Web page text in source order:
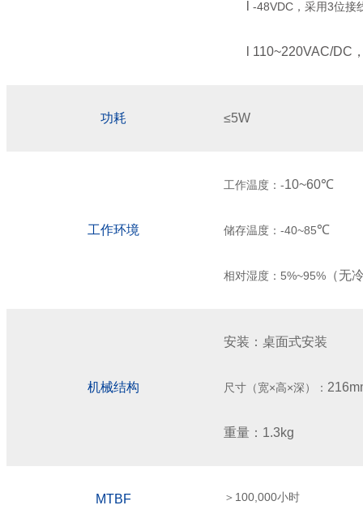
-48VDC ，采用3位接
110~220VAC/DC
功耗 ≤5W
工作环境
工作温度： -10~60℃
储存温度： -40~85℃
相对湿度： 5%~95% （无
机械结构
安装：桌面式安装
尺寸（宽×高×深）： 216
重量： 1.3kg
MTBF ＞ 100,000小时